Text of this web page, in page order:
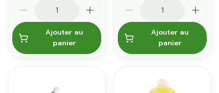
Ajouter au
panier
Ajouter au
panier